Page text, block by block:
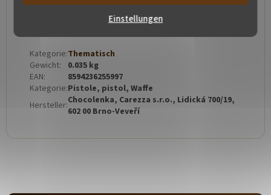
Einstellungen
Kategorie:Thematisch
Gewicht:
0.035 kg
EAN:
8594236255997
Kategorie:Pistole, pistol, Waffe
Hersteller:Chocolenka, Carezza s.r.o., Lidická 700/19,
602 00 Brno-Veveří